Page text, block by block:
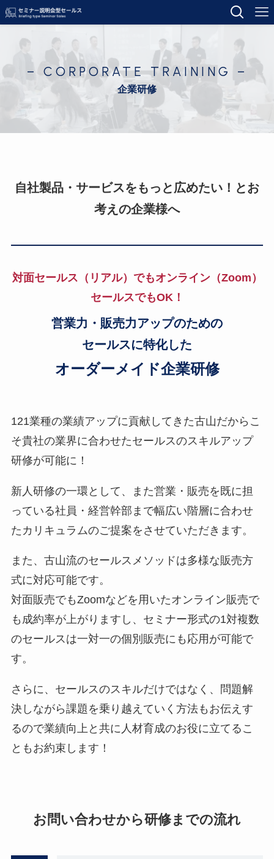
企業研修
– CORPORATE TRAINING –
自社製品・サービスをもっと広めたい！とお
考えの企業様へ
対面セールス（リアル）でもオンライン（Zoom）
セールスでもOK！
営業力・販売力アップのための
セールスに特化した
オーダーメイド企業研修
121業種の業績アップに貢献してきた古山だからこ
そ貴社の業界に合わせたセールスのスキルアップ
研修が可能に！
新人研修の一環として、また営業・販売を既に担
っている社員・経営幹部まで幅広い階層に合わせ
たカリキュラムのご提案をさせていただきます。
また、古山流のセールスメソッドは多様な販売方
式に対応可能です。
対面販売でもZoomなどを用いたオンライン販売で
も成約率が上がりますし、セミナー形式の1対複数
のセールスは一対一の個別販売にも応用が可能で
す。
さらに、セールスのスキルだけではなく、問題解
決しながら課題を乗り越えていく方法もお伝えす
るので業績向上と共に人材育成のお役に立てるこ
ともお約束します！
お問い合わせから研修までの流れ